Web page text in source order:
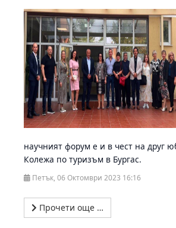
научният форум е и в чест на друг
Колежа по туризъм в Бургас.
Петък, 06 Октомври 2023 16:16
Прочети още …